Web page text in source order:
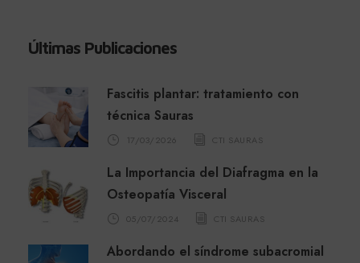
Últimas Publicaciones
Fascitis plantar: tratamiento con
técnica Sauras
17/03/2026 CTI SAURAS
La Importancia del Diafragma en la
Osteopatía Visceral
05/07/2024 CTI SAURAS
Abordando el síndrome subacromial